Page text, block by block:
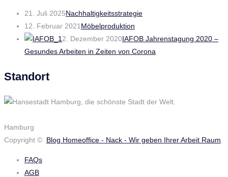
21. Juli 2025Nachhaltigkeitsstrategie
12. Februar 2021 Möbelproduktion
2. Dezember 2020IAFOB Jahrenstagung 2020 –
Gesundes Arbeiten in Zeiten von Corona
Standort
Hamburg
Copyright © Blog Homeoffice - Nack - Wir geben Ihrer Arbeit Raum
FAQs
AGB